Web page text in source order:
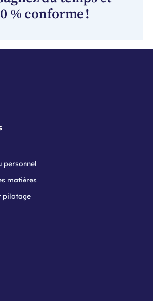
% conforme !
personnel
matières
pilotage